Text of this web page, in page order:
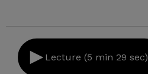
Lecture (5 min 29 sec)